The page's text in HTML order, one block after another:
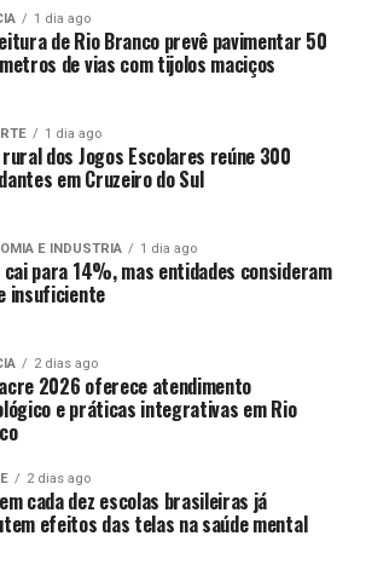
1 dia ago
de Rio Branco prevê pavimentar 50
de vias com tijolos maciços
1 dia ago
rural dos Jogos Escolares reúne 300
em Cruzeiro do Sul
E INDUSTRIA 1 dia ago
cai para 14%, mas entidades consideram
insuficiente
2 dias ago
2026 oferece atendimento
e práticas integrativas em Rio
2 dias ago
cada dez escolas brasileiras já
efeitos das telas na saúde mental